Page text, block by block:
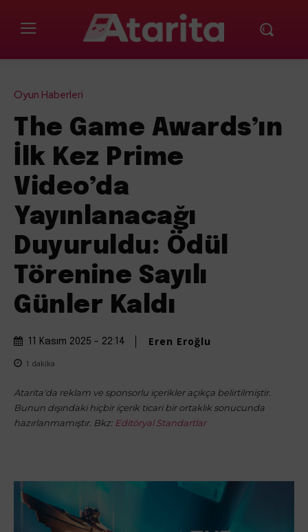
Oyun Haberleri
The Game Awards’ın
İlk Kez Prime
Video’da
Yayınlanacağı
Duyuruldu: Ödül
Törenine Sayılı
Günler Kaldı
11 Kasım 2025 - 22:14 Eren Eroğlu
1 dakika
Atarita'da reklam ve sponsorlu içerikler açıkça belirtilmiştir.
Bunun dışındaki hiçbir içerik ticari bir ortaklık sonucunda
hazırlanmamıştır. Bkz: Editöryal Standartlar